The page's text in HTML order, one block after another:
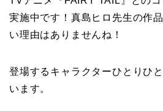
実施中です！真島ヒロ先生の作
い理由はありませんね！
登場するキャラクターひとりひ
います。